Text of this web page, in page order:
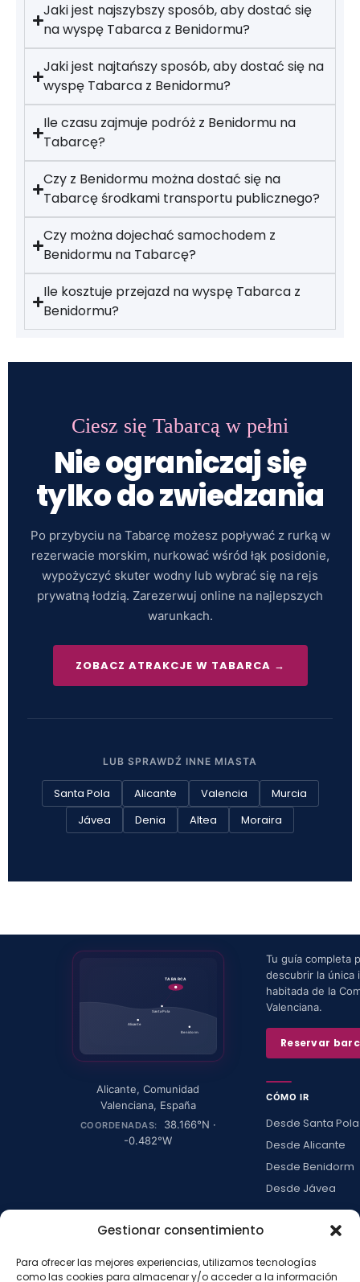
Gestionar consentimiento
Para ofrecer las mejores experiencias, utilizamos tecnologías
como las cookies para almacenar y/o acceder a la información
Jaki jest najszybszy sposób, aby dostać się
na wyspę Tabarca z Benidormu?
Jaki jest najtańszy sposób, aby dostać się na
wyspę Tabarca z Benidormu?
Ile czasu zajmuje podróż z Benidormu na
Tabarcę?
Czy z Benidormu można dostać się na
Tabarcę środkami transportu publicznego?
Czy można dojechać samochodem z
Benidormu na Tabarcę?
Ile kosztuje przejazd na wyspę Tabarca z
Benidormu?
Ciesz się Tabarcą w pełni
Nie ograniczaj się
tylko do zwiedzania
Po przybyciu na Tabarcę możesz popływać z rurką w
rezerwacie morskim, nurkować wśród łąk posidonie,
wypożyczyć skuter wodny lub wybrać się na rejs
prywatną łodzią. Zarezerwuj online na najlepszych
warunkach.
ZOBACZ ATRAKCJE W TABARCA →
LUB SPRAWDŹ INNE MIASTA
Santa Pola Alicante Valencia
Murcia
Jávea
Denia Altea Moraira
TABARCA
Santa Pola
Alicante
Benidorm
Alicante,Comunidad
Valenciana, España
COORDENADAS: 38.166°N ·
-0.482°W
Tu guía completa
descubrir la única
habitada de la
Valenciana.
Reservar
CÓMO IR
Desde Santa Pola
Desde Alicante
Desde Benidorm
Desde Jávea
LA ISLA